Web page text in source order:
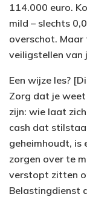
114.000 euro.
mild – slechts
overschot.
veiligstellen
Een wijze les?
Zorg dat je
zijn: wie laat
cash dat
geheimhoudt, is
zorgen over te
verstopt zitten
Belastingdienst